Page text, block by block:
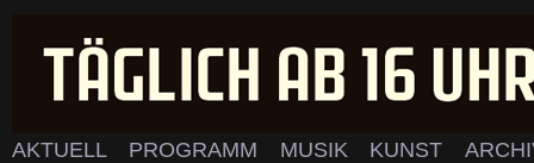
AKTUELL PROGRAMM MUSIK KUNST